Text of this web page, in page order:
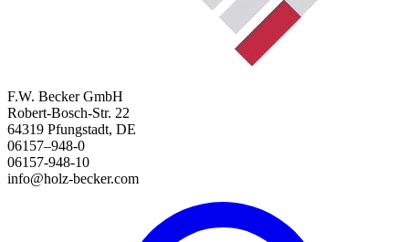
F.W. Becker GmbH
Robert-Bosch-Str. 22
64319 Pfungstadt, DE
06157–948-0
06157-948-10
info@holz-becker.com